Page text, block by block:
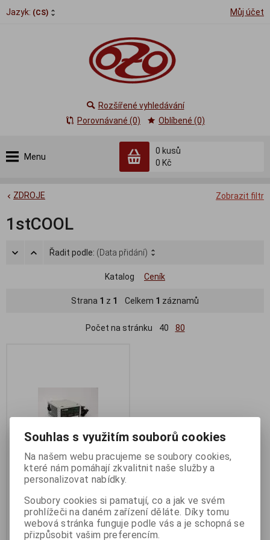
Jazyk: (CS) Můj účet
Menu
0 kusů
0 Kč
Rozšířené vyhledávání
Porovnávané (0)
Oblíbené (0)
Zobrazit filtr
ZDROJE
1stCOOL
Řadit podle: (Data přidání)
Katalog Ceník
Strana 1 z 1 Celkem 1 záznamů
Počet na stránku 40 80
1stCOOL zdroj 350W
120mm
Termín dodání (dny): 1
Souhlas s využitím souborů cookies
Na našem webu pracujeme se soubory cookies,
které nám pomáhají zkvalitnit naše služby a
personalizovat nabídky.
Soubory cookies si pamatují, co a jak ve svém
prohlížeči na daném zařízení děláte. Díky tomu
webová stránka funguje podle vás a je schopná se
přizpůsobit vašim preferencím.